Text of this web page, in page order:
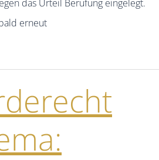
das Urteil Berufung eingelegt.
erneut